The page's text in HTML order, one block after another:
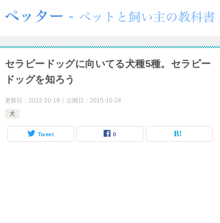
セラピードッグに向いてる犬種5種。セラピー
ドッグを知ろう
更新日： 2022-10-19 公開日： 2015-10-24
犬
Tweet 0